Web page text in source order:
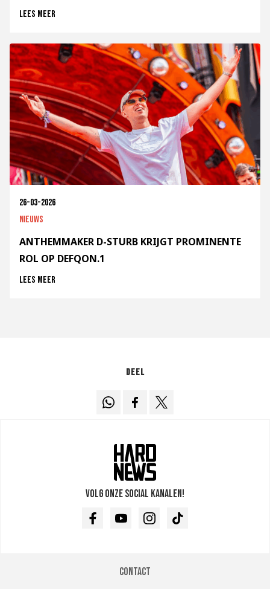
Lees meer
26-03-2026
Nieuws
ANTHEMMAKER D-STURB KRIJGT PROMINENTE
ROL OP DEFQON.1
Lees meer
Deel
Volg onze social kanalen!
FacebookYoutubeInstagramTikTok
Contact